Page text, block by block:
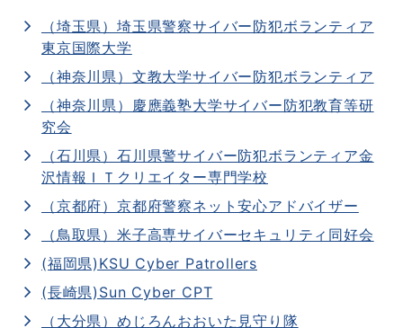
（埼玉県）埼玉県警察サイバー防犯ボランティア
東京国際大学
（神奈川県）文教大学サイバー防犯ボランティア
（神奈川県）慶應義塾大学サイバー防犯教育等研
究会
（石川県）石川県警サイバー防犯ボランティア金
沢情報ＩＴクリエイター専門学校
（京都府）京都府警察ネット安心アドバイザー
（鳥取県）米子高専サイバーセキュリティ同好会
(福岡県)KSU Cyber Patrollers
(長崎県)Sun Cyber CPT
（大分県）めじろんおおいた見守り隊